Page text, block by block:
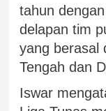
tahun
delapan tim
yang berasal
Tengah dan
Iswar